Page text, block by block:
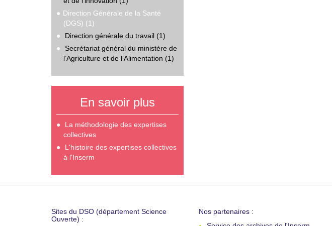
Direction Générale de la Santé
(DGS) (1)
Direction générale du travail (1)
Secrétariat général du ministère de
l’Agriculture et de l’Alimentation (1)
En savoir plus
La méthodologie des expertises
collectives
L'histoire des expertises collectives
à l'Inserm
Sites du DSO (département Science
Ouverte) :
Nos partenaires :